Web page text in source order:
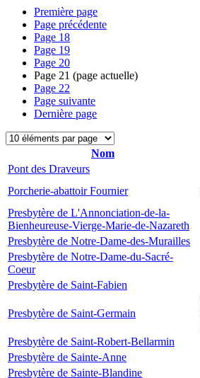
Première page
Page précédente
Page 18
Page 19
Page 20
Page 21 (page actuelle)
Page 22
Page suivante
Dernière page
Nom
Pont des Draveurs
Porcherie-abattoir Fournier
Presbytère de L'Annonciation-de-la-
Bienheureuse-Vierge-Marie-de-Nazareth
Presbytère de Notre-Dame-des-Murailles
Presbytère de Notre-Dame-du-Sacré-
Coeur
Presbytère de Saint-Fabien
Presbytère de Saint-Germain
Presbytère de Saint-Robert-Bellarmin
Presbytère de Sainte-Anne
Presbytère de Sainte-Blandine